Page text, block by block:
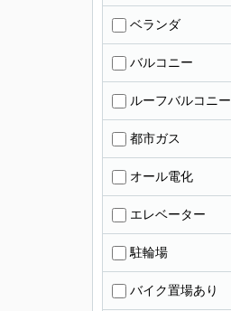
ベランダ
バルコニー
ルーフバルコニー
都市ガス
オール電化
エレベーター
駐輪場
バイク置場あり